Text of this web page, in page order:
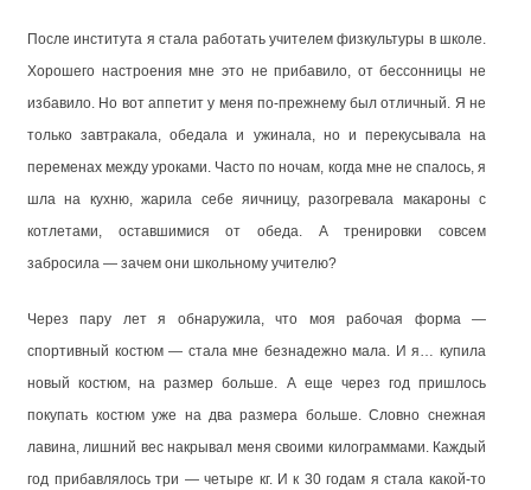
После института я стала работать учителем физкультуры в школе.
Хорошего настроения мне это не прибавило, от бессонницы не
избавило. Но вот аппетит у меня по-прежнему был отличный. Я не
только завтракала, обедала и ужинала, но и перекусывала на
переменах между уроками. Часто по ночам, когда мне не спалось, я
шла на кухню, жарила себе яичницу, разогревала макароны с
котлетами, оставшимися от обеда. А тренировки совсем
забросила — зачем они школьному учителю?
Через пару лет я обнаружила, что моя рабочая форма —
спортивный костюм — стала мне безнадежно мала. И я… купила
новый костюм, на размер больше. А еще через год пришлось
покупать костюм уже на два размера больше. Словно снежная
лавина, лишний вес накрывал меня своими килограммами. Каждый
год прибавлялось три — четыре кг. И к 30 годам я стала какой-то